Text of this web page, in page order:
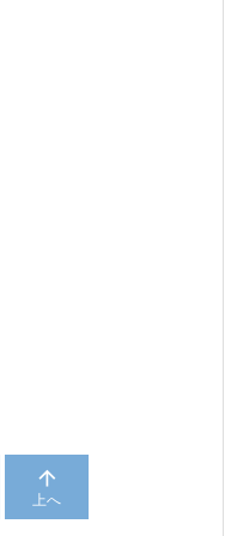

上へ